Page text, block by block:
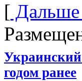
[ Дальше
годом ранее